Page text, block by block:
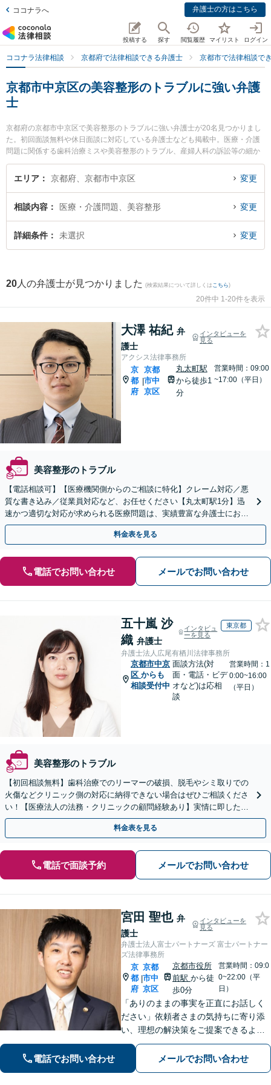
ココナラへ 弁護士の方はこちら
投稿する 探す 閲覧履歴 マイリスト ログイン
ココナラ法律相談 京都府で法律相談できる弁護士 京都市で法律相談で
京都市中京区の美容整形のトラブルに強い弁護
士
京都府の京都市中京区で美容整形のトラブルに強い弁護士が20名見つかりまし
た。初回面談無料や休日面談に対応している弁護士なども掲載中。医療・介護
問題に関係する歯科治療ミスや美容整形のトラブル、産婦人科の訴訟等の細か
な分野での絞り込み検索もでき便利です。特にアクシス法律事務所の大澤 祐紀
弁護士や弁護士法人富士パートナーズ 富士パートナーズ法律事務所の宮田 聖也
夜間に発生した美容整形のトラブルのトラブルを今すぐに弁護士に相談した
い』『美容整形のトラブルのトラブル解決の実績豊富な近くの弁護士を検索し
たい』『初回相談無料で美容整形のトラブルを法律相談できる京都市中京区内
エリア 京都府、京都市中京区 変更
相談内容 医療・介護問題、美容整形 変更
詳細条件 未選択 変更
20 人の弁護士が見つかりました (検索結果について詳しくは こちら)
20件中 1-20件を表示
大澤 祐紀 弁
護士
インタビューを
見る
アクシス法律事務所
京
都
府
|
京都
市中
京区
丸太町駅
から徒歩1
分
営業時間：09:00
~17:00（平日）
美容整形のトラブル
【電話相談可】【医療機関側からのご相談に特化】クレーム対応／悪
質な書き込み／従業員対応など、お任せください【丸太町駅1分】迅
速かつ適切な対応が求められる医療問題は、実績豊富な弁護士にお任
せください【休日面談可】【平日夜間対応】
料金表を見る
電話でお問い合わせ メールでお問い合わせ
五十嵐 沙
織 弁護士
インタビュ
ーを見る
東京都
弁護士法人広尾有栖川法律事務所
京都市中京
区 からも
相談受付中
面談方法(対
面・電話・ビデ
オなど)は応相
談
営業時間：1
0:00~16:00
（平日）
美容整形のトラブル
【初回相談無料】歯科治療でのリーマーの破損、脱毛やシミ取りでの
火傷などクリニック側の対応に納得できない場合はぜひご相談くださ
い！【医療法人の法務・クリニックの顧問経験あり】実情に即したア
ドバイスで、納得のできるトラブルの解決を目指します。
料金表を見る
電話で面談予約 メールでお問い合わせ
宮田 聖也 弁
護士
インタビューを
見る
弁護士法人富士パートナーズ 富士パートナー
ズ法律事務所
京
都
府
|
京都
市中
京区
京都市役所
前駅 から徒
歩0分
営業時間：09:0
0~22:00（平
日）
「ありのままの事実を正直にお話しく
ださい」依頼者さまの気持ちに寄り添
い、理想の解決策をご提案できるよう
尽力します【交通事故事件の実績豊
富】【賠償金が2倍に増額した事例あ
り】依頼者さまに代わってさまざまな
電話でお問い合わせ メールでお問い合わせ